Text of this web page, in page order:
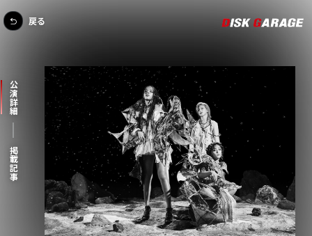
公演詳細
掲載記事
戻る